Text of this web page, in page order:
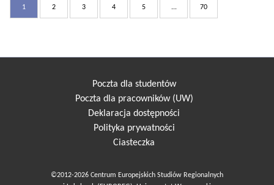
1 2 3 4 5 ... 70
Poczta dla studentów
Poczta dla pracowników (UW)
Deklaracja dostępności
Polityka prywatności
Ciasteczka
©2012-2026 Centrum Europejskich Studiów Regionalnych